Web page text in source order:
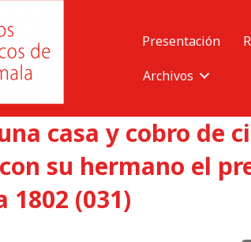
Presentación
Archivos
casa y cobro de
su hermano el
1802 (031)